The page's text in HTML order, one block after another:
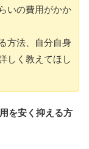
いの費用がかか
方法、自分自身
しく教えてほし
を安く抑える方